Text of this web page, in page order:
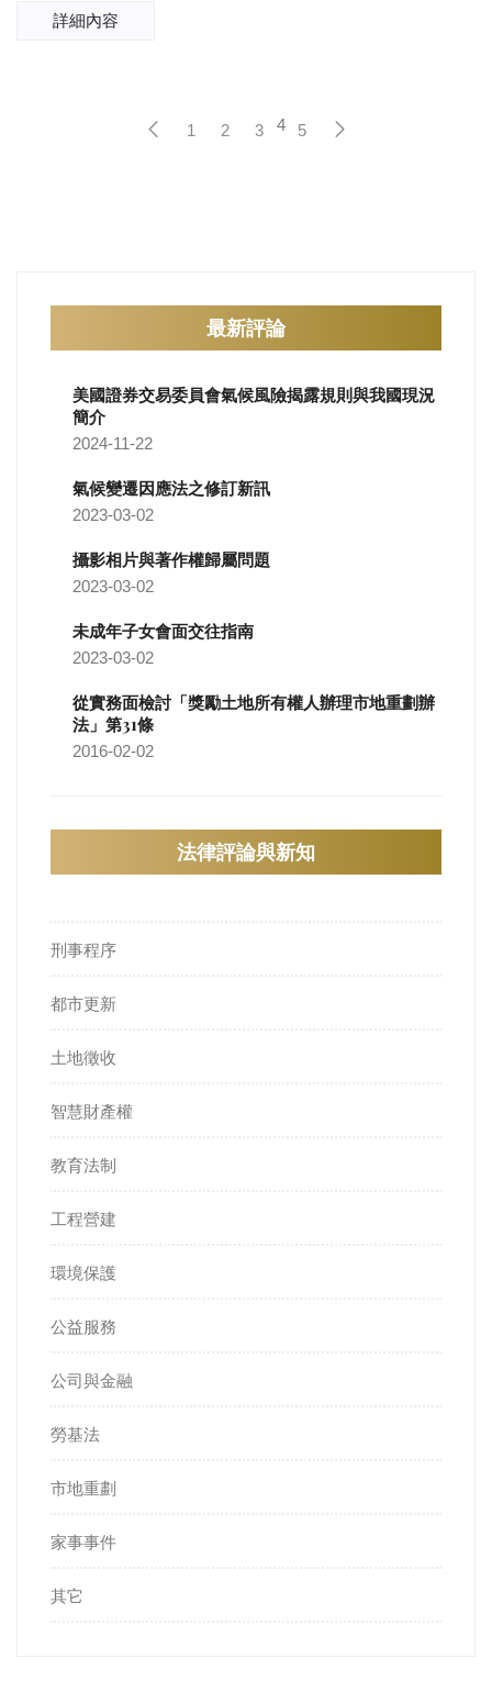
詳細內容
1 2 3 4 5
最新評論
美國證券交易委員會氣候風險揭露規則與我國現況
簡介
2024-11-22
氣候變遷因應法之修訂新訊
2023-03-02
攝影相片與著作權歸屬問題
2023-03-02
未成年子女會面交往指南
2023-03-02
從實務面檢討「獎勵土地所有權人辦理市地重劃辦
法」第31條
2016-02-02
法律評論與新知
刑事程序
都市更新
土地徵收
智慧財產權
教育法制
工程營建
環境保護
公益服務
公司與金融
勞基法
市地重劃
家事事件
其它